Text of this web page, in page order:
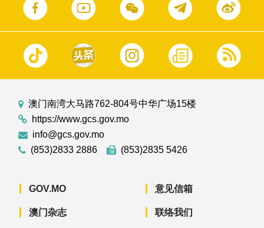
澳门南湾大马路762-804号中华广场15楼
https://www.gcs.gov.mo
info@gcs.gov.mo
(853)2833 2886
(853)2835 5426
GOV.MO
澳门杂志
意见信箱
联络我们